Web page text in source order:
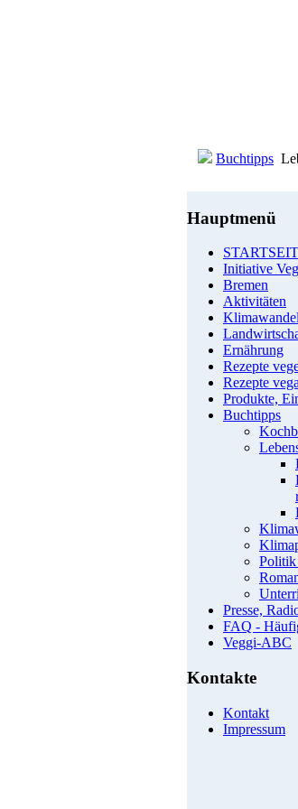
Buchtipps
Hauptmenü
Initiative
Bremen
Aktivitäten
Ernährung
Rezepte
Rezepte
Produkte,
Buchtipps
Presse,
FAQ -
Veggi-ABC
Kontakte
Kontakt
Impressum